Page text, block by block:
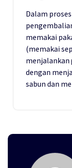
Dalam
memakai
(memakai
menjalankan
dengan
sabun dan